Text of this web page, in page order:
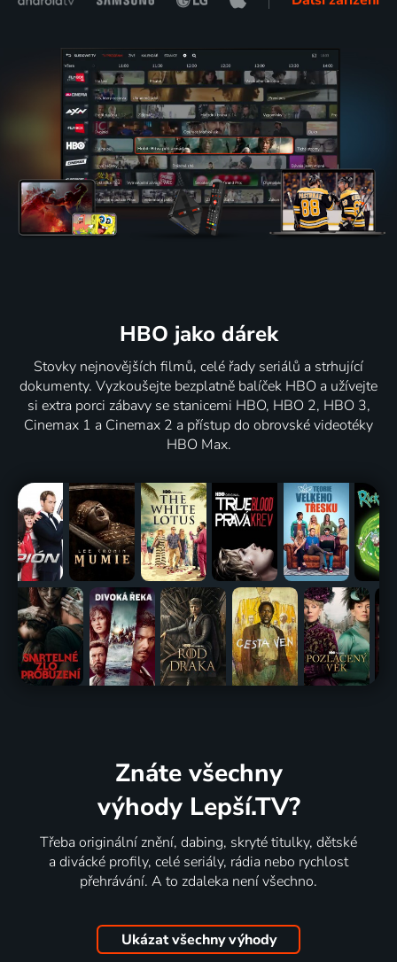
HBO jako dárek
Stovky nejnovějších filmů, celé řady seriálů a strhující
dokumenty. Vyzkoušejte bezplatně balíček HBO a užívejte
si extra porci zábavy se stanicemi HBO, HBO 2, HBO 3,
Cinemax 1 a Cinemax 2 a přístup do obrovské videotéky
HBO Max.
Znáte všechny
výhody Lepší.TV?
Třeba originální znění, dabing, skryté titulky, dětské
a divácké profily, celé seriály, rádia nebo rychlost
přehrávání. A to zdaleka není všechno.
Ukázat všechny výhody